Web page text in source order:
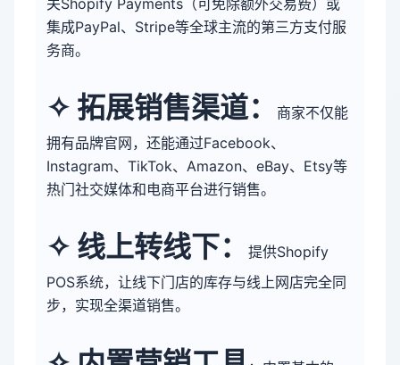
关Shopify Payments（可免除额外交易费）或
集成PayPal、Stripe等全球主流的第三方支付服
务商。
✧ 拓展销售渠道：
商家不仅能
拥有品牌官网，还能通过Facebook、
Instagram、TikTok、Amazon、eBay、Etsy等
热门社交媒体和电商平台进行销售。
✧ 线上转线下：
提供Shopify
POS系统，让线下门店的库存与线上网店完全同
步，实现全渠道销售。